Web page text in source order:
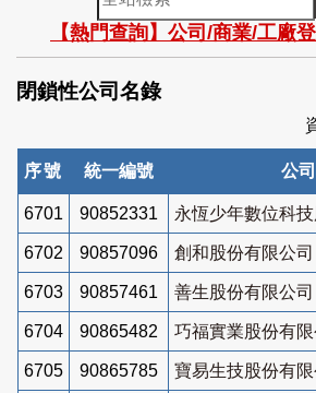
站
檢
索
【熱門查詢】公司/商業/工廠
閉鎖性公司名錄
序號 統一編號 公
6701 90852331 永恆少年數位科
6702 90857096 創和股份有限公司
6703 90857461 善生股份有限公司
6704 90865482 巧福實業股份有限
6705 90865785 寶易生技股份有限